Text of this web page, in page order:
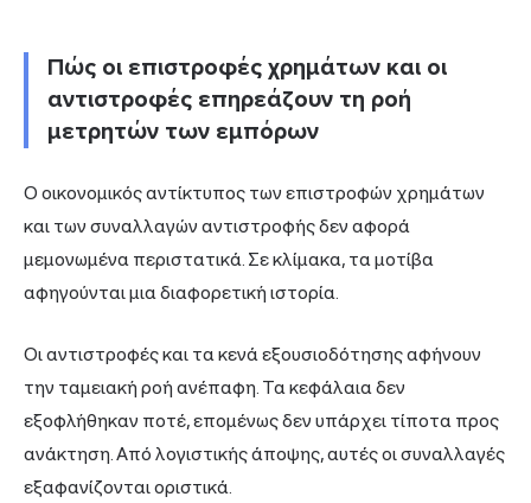
Πώς οι επιστροφές χρημάτων και οι
αντιστροφές επηρεάζουν τη ροή
μετρητών των εμπόρων
Ο οικονομικός αντίκτυπος των επιστροφών χρημάτων
και των συναλλαγών αντιστροφής δεν αφορά
μεμονωμένα περιστατικά. Σε κλίμακα, τα μοτίβα
αφηγούνται μια διαφορετική ιστορία.
Οι αντιστροφές και τα κενά εξουσιοδότησης αφήνουν
την ταμειακή ροή ανέπαφη. Τα κεφάλαια δεν
εξοφλήθηκαν ποτέ, επομένως δεν υπάρχει τίποτα προς
ανάκτηση. Από λογιστικής άποψης, αυτές οι συναλλαγές
εξαφανίζονται οριστικά.